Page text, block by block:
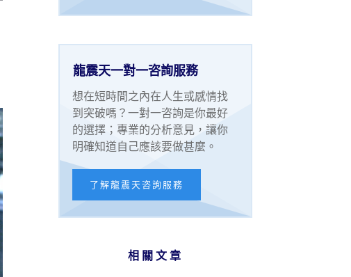
龍震天一對一咨詢服務
想在短時間之內在人生或感情找
到突破嗎？一對一咨詢是你最好
的選擇；專業的分析意見，讓你
明確知道自己應該要做甚麼。
了解龍震天咨詢服務
相關文章